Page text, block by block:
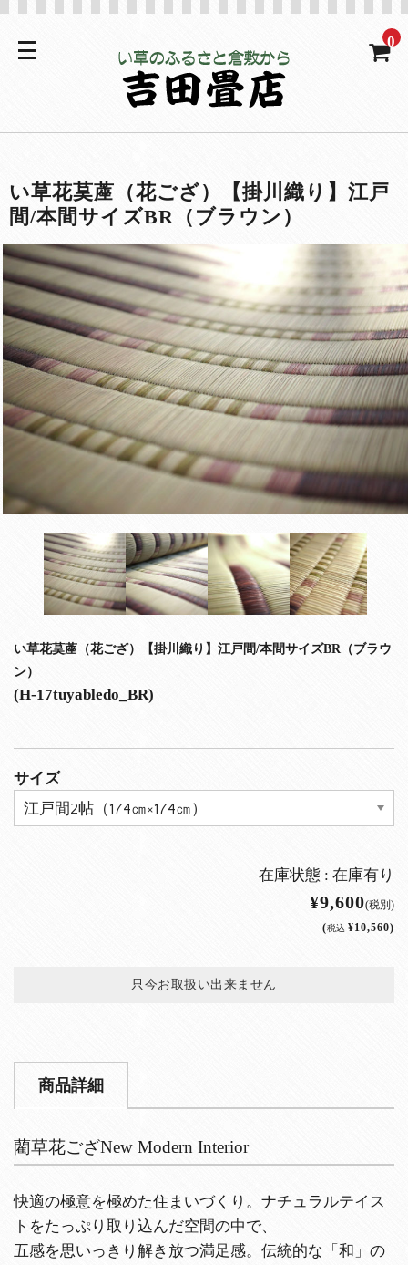
0
い草花茣蓙（花ござ）【掛川織り】江戸
間/本間サイズBR（ブラウン）
い草花茣蓙（花ござ）【掛川織り】江戸間/本間サイズBR（ブラウ
ン）
(H-17tuyabledo_BR)
サイズ
在庫状態 : 在庫有り
¥9,600(税別)
(税込 ¥10,560)
只今お取扱い出来ません
商品詳細
藺草花ござNew Modern Interior
快適の極意を極めた住まいづくり。ナチュラルテイス
トをたっぷり取り込んだ空間の中で、
五感を思いっきり解き放つ満足感。伝統的な「和」の